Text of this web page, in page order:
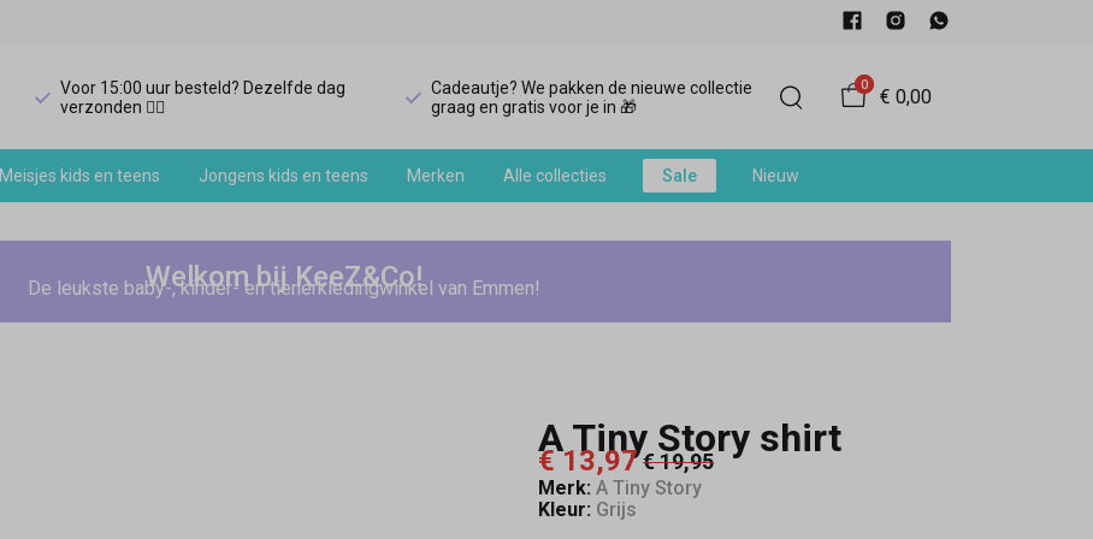
Voor 15:00 uur besteld? Dezelfde dag
verzonden 🏃‍♀️
Cadeautje? We pakken de nieuwe collectie
graag en gratis voor je in 🎁
0
€ 0,00
Meisjes kids en teens Jongens kids en teens Merken Alle collecties Sale Nieuw
Welkom bij KeeZ&Co!
De leukste baby-, kinder- en tienerkledingwinkel van Emmen!
A Tiny Story shirt
€ 13,97€ 19,95
Merk: A Tiny Story
Kleur: Grijs